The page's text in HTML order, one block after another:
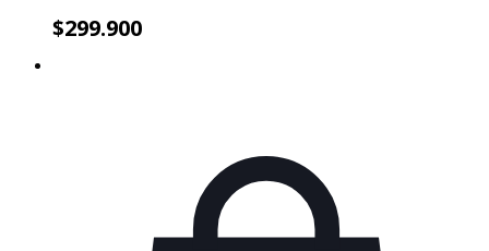
$299.900